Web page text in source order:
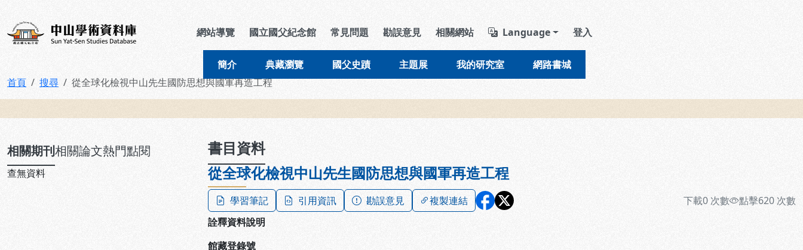
中山學術資料庫 導覽列區塊
網站導覽 國立國父紀念館 常見問題 勘誤意見 相關網站 Language 登入
簡介 典藏瀏覽 國父史蹟 主題展 我的研究室 網路書城
首頁 搜尋 從全球化檢視中山先生國防思想與國軍再造工程
相關期刊相關論文熱門點閱
查無資料
書目資料
從全球化檢視中山先生國防思想與國軍再造工程
學習筆記 引用資訊 勘誤意見 複製連結 下載0 次數 點擊620 次數
詮釋資料說明
館藏登錄號